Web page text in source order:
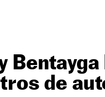
de